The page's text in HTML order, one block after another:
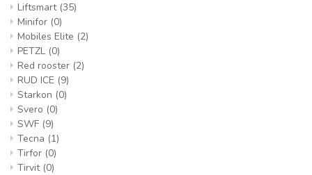
Liftsmart (35)
Minifor (0)
Mobiles Elite (2)
PETZL (0)
Red rooster (2)
RUD ICE (9)
Starkon (0)
Svero (0)
SWF (9)
Tecna (1)
Tirfor (0)
Tirvit (0)